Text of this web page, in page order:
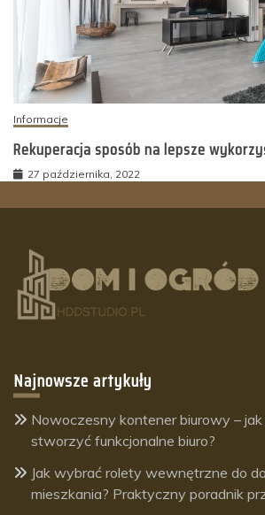
Informacje
Rekuperacja sposób na lepsze
27 października, 2022
Najnowsze artykuły
Nowoczesny kontener biurowy –
stworzyć funkcjonalne biuro?
Jak wybrać rolety wewnętrzne do
mieszkania? Praktyczny poradnik